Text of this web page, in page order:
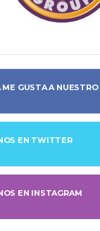
ME GUSTA A
EN TWITTER
EN INSTAGRAM